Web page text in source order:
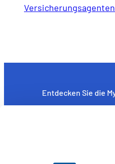
Entdecken Sie die
Erstattung
verfolgen Ihre
erhalten rund um die
Woche Hilfestellung